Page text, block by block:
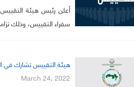
أعلن رئيس هيئة
سفراء التقييس، وذلك
هيئة التقييس تشارك في
March 24, 2022